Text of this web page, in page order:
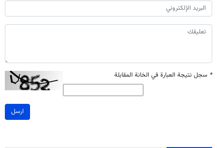
* سجل نتيجة العبارة في الخانة المقابلة
ارسل